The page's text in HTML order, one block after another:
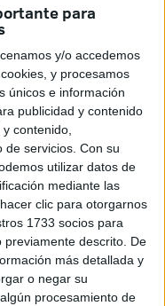
para
y/o accedemos
y procesamos
únicos e información
publicidad y contenido
contenido,
servicios. Con su
utilizar datos de
mediante las
clic para otorgarnos
1733 socios para
descrito. De
más detallada y
o negar su
procesamiento de
han ofrecido un
Revellín de Ceuta, la
103 aniversariodela
Cayetano Martínez
de los diferentes
el 103 aniversario.
20 de septiembre,
especial.
recorrido musical por